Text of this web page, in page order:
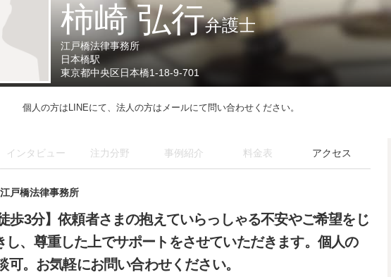
柿崎 弘行弁護士
江戸橋法律事務所
日本橋駅
東京都中央区日本橋1-18-9-701
個人の方はLINEにて、法人の方はメールにて問い合わせください。
インタビュー 注力分野 事例紹介 料金表 アクセス
戸橋法律事務所
歩3分】依頼者さまの抱えていらっしゃる不安やご希望をじ
し、尊重した上でサポートをさせていただきます。個人の
可。お気軽にお問い合わせください。